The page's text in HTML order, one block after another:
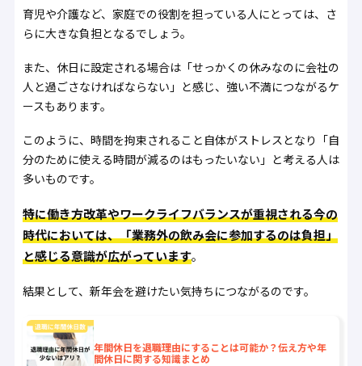
育児や介護など、家庭での役割を担っている人にとっては、さ
らに大きな負担となるでしょう。
また、休日に設定される場合は「せっかくの休みなのに会社の
人と過ごさなければならない」と感じ、強い不満につながるケ
ースもあります。
このように、時間を拘束されること自体がストレスとなり「自
分のために使える時間が減るのはもったいない」と考える人は
多いものです。
特に働き方改革やワークライフバランスが重視される今の
時代においては、「業務外の飲み会に参加するのは負担」
と感じる意識が広がっています。
結果として、新年会を避けたい気持ちにつながるのです。
年間休日を退職理由にすることは可能か？伝え方や年
間休日に関する知識まとめ